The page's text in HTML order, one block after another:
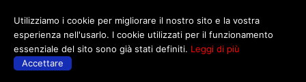
Utilizziamo i cookie per migliorare il nostro sito e la vostra
esperienza nell'usarlo. I cookie utilizzati per il funzionamento
essenziale del sito sono già stati definiti. Leggi di più
Accettare